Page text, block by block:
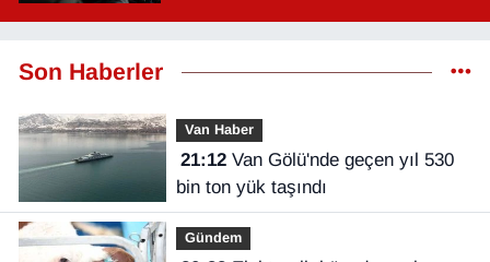
Son Haberler
Van Haber
21:12Van Gölü'nde geçen yıl 530
bin ton yük taşındı
Gündem